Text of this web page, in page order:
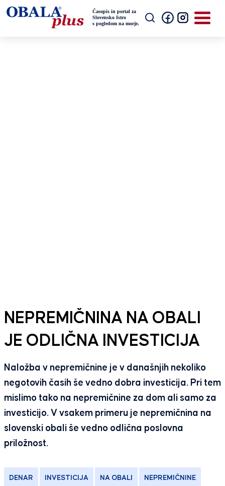
NEPREMIČNINA NA OBALI
JE ODLIČNA INVESTICIJA
Naložba v nepremičnine je v današnjih nekoliko
negotovih časih še vedno dobra investicija. Pri tem
mislimo tako na nepremičnine za dom ali samo za
investicijo. V vsakem primeru je nepremičnina na
slovenski obali še vedno odlična poslovna
priložnost.
DENAR INVESTICIJA NA OBALI NEPREMIČNINE